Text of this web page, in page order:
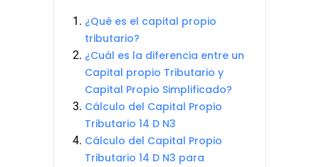
¿Qué es el capital propio
tributario?
¿Cuál es la diferencia entre un
Capital propio Tributario y
Capital Propio Simplificado?
Cálculo del Capital Propio
Tributario 14 D N3
Cálculo del Capital Propio
Tributario 14 D N3 para